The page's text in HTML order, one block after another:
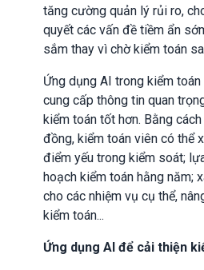
tăng cường quản lý rủi ro,
quyết các vấn đề tiềm ẩn
sắm thay vì chờ kiểm toán
Ứng dụng AI trong kiểm
cung cấp thông tin quan
kiểm toán tốt hơn. Bằng
đồng, kiểm toán viên có thể
điểm yếu trong kiểm soát;
hoạch kiểm toán hằng năm;
cho các nhiệm vụ cụ thể,
kiểm toán...
Ứng dụng AI để cải thiện